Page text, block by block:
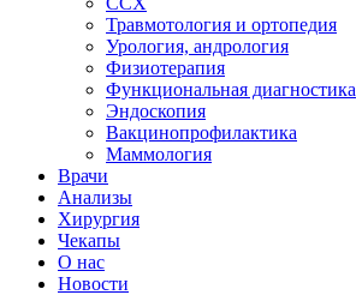
Травмотология и ортопедия
Урология, андрология
Физиотерапия
Функциональная диагностика
Эндоскопия
Вакцинопрофилактика
Маммология
Врачи
Анализы
Хирургия
Чекапы
О нас
Новости